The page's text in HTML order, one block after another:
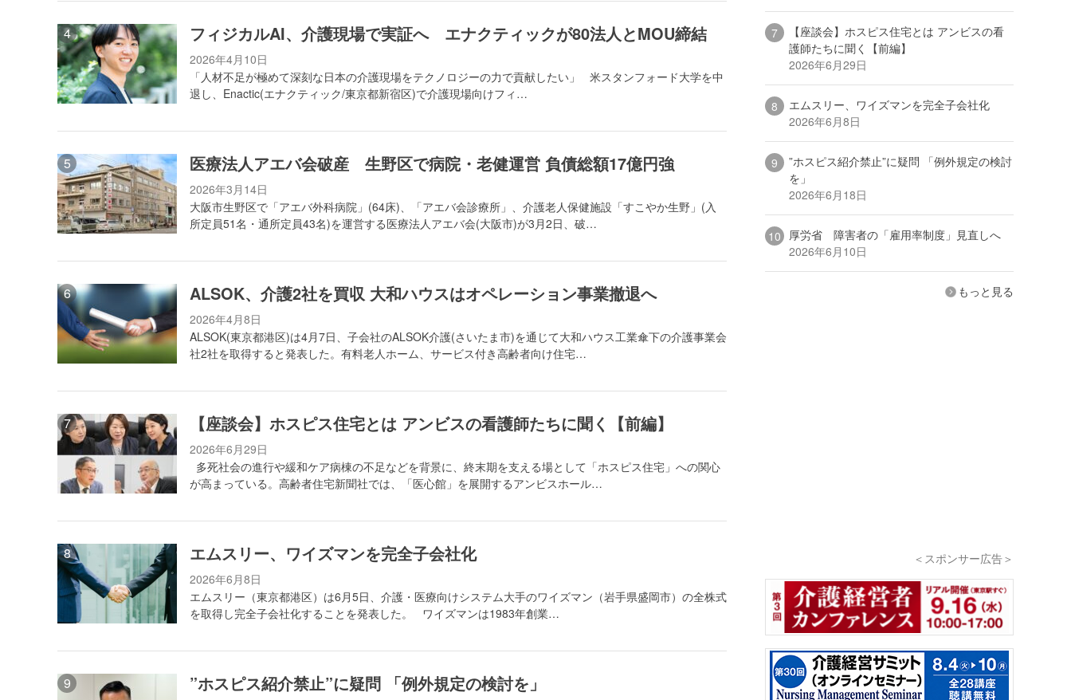
フィジカルAI、介護現場で実証へ エナクティックが80法人とMOU締結
2026年4月10日
「人材不足が極めて深刻な日本の介護現場をテクノロジーの力で貢献したい」 米スタンフォード大学を中
退し、Enactic(エナクティック/東京都新宿区)で介護現場向けフィ…
医療法人アエバ会破産 生野区で病院・老健運営 負債総額17億円強
2026年3月14日
大阪市生野区で「アエバ外科病院」(64床)、「アエバ会診療所」、介護老人保健施設「すこやか生野」(入
所定員51名・通所定員43名)を運営する医療法人アエバ会(大阪市)が3月2日、破…
ALSOK、介護2社を買収 大和ハウスはオペレーション事業撤退へ
2026年4月8日
ALSOK(東京都港区)は4月7日、子会社のALSOK介護(さいたま市)を通じて大和ハウス工業傘下の介護事業会
社2社を取得すると発表した。有料老人ホーム、サービス付き高齢者向け住宅…
【座談会】ホスピス住宅とは アンビスの看護師たちに聞く【前編】
2026年6月29日
多死社会の進行や緩和ケア病棟の不足などを背景に、終末期を支える場として「ホスピス住宅」への関心
が高まっている。高齢者住宅新聞社では、「医心館」を展開するアンビスホール…
エムスリー、ワイズマンを完全子会社化
2026年6月8日
エムスリー（東京都港区）は6月5日、介護・医療向けシステム大手のワイズマン（岩手県盛岡市）の全株式
を取得し完全子会社化することを発表した。 ワイズマンは1983年創業…
”ホスピス紹介禁止”に疑問 「例外規定の検討を」
【座談会】ホスピス住宅とは アンビスの看
護師たちに聞く【前編】
2026年6月29日
エムスリー、ワイズマンを完全子会社化
2026年6月8日
”ホスピス紹介禁止”に疑問 「例外規定の検討
を」
2026年6月18日
厚労省 障害者の「雇用率制度」見直しへ
2026年6月10日
もっと見る
＜スポンサー広告＞